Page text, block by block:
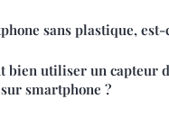
sans plastique, est-
bien utiliser un capteur
smartphone ?